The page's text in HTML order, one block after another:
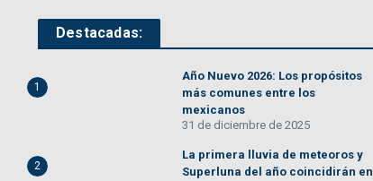
Destacadas:
1
Año Nuevo 2026: Los propósitos
más comunes entre los
mexicanos
31 de diciembre de 2025
2
La primera lluvia de meteoros y
Superluna del año coincidirán en